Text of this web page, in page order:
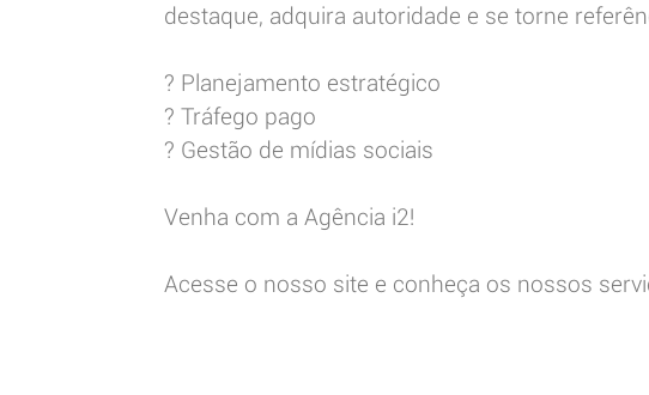
destaque, adquira autoridade e se torne
? Planejamento estratégico
? Tráfego pago
? Gestão de mídias sociais
Venha com a Agência i2!
Acesse o nosso site e conheça os nossos